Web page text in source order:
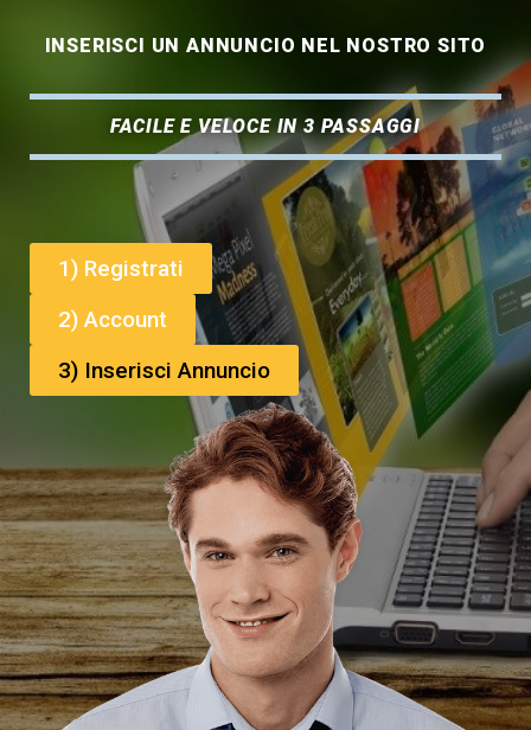
INSERISCI UN ANNUNCIO NEL NOSTRO SITO
FACILE E VELOCE IN 3 PASSAGGI
1) Registrati
2) Account
3) Inserisci Annuncio